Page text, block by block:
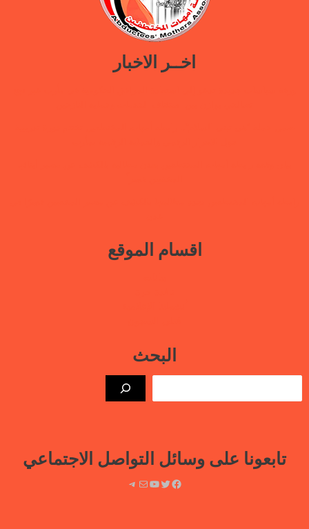
اخــر الاخبار
اقسام الموقع
البحث
تابعونا على وسائل التواصل الاجتماعي
فيسبوك تويتر يوتيوب بريد تيليجرام